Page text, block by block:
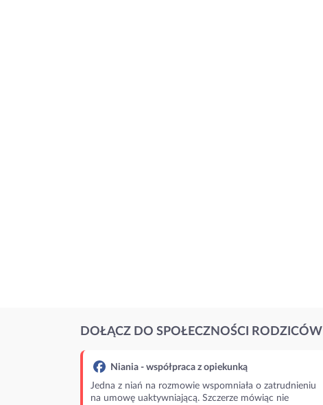
DOŁĄCZ DO SPOŁECZNOŚCI RODZICÓW
Niania - współpraca z opiekunką
Jedna z niań na rozmowie wspomniała o zatrudnieniu
na umowę uaktywniającą. Szczerze mówiąc nie